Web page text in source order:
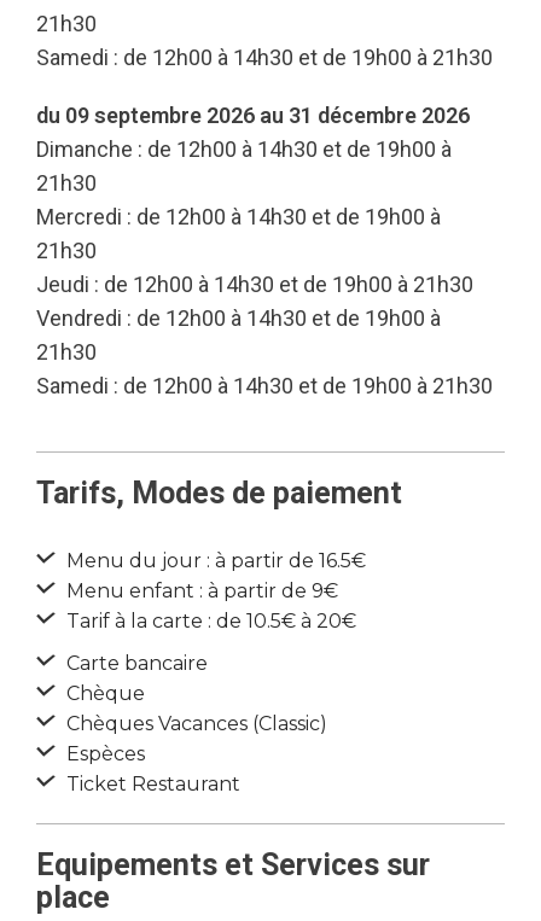
21h30
Samedi : de 12h00 à 14h30 et de 19h00 à 21h30
du 09 septembre 2026 au 31 décembre 2026
Dimanche : de 12h00 à 14h30 et de 19h00 à
21h30
Mercredi : de 12h00 à 14h30 et de 19h00 à
21h30
Jeudi : de 12h00 à 14h30 et de 19h00 à 21h30
Vendredi : de 12h00 à 14h30 et de 19h00 à
21h30
Samedi : de 12h00 à 14h30 et de 19h00 à 21h30
Tarifs, Modes de paiement
Menu du jour : à partir de 16.5€
Menu enfant : à partir de 9€
Tarif à la carte : de 10.5€ à 20€
Carte bancaire
Chèque
Chèques Vacances (Classic)
Espèces
Ticket Restaurant
Equipements et Services sur
place